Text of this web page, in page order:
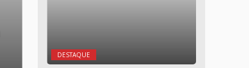
DESTAQUE